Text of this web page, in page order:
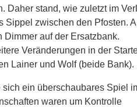
Daher stand, wie zuletzt im
Sippel zwischen den Pfosten.
auf der Ersatzbank.
Veränderungen in der
Lainer und Wolf (beide Bank).
ein überschaubares Spiel
waren um Kontrolle